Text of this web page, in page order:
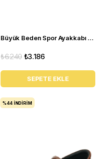
Büyük Beden Spor Ayakkabı - ERAY-01 Krem
₺3.186
₺6.240
SEPETE EKLE
%44 İNDIRIM